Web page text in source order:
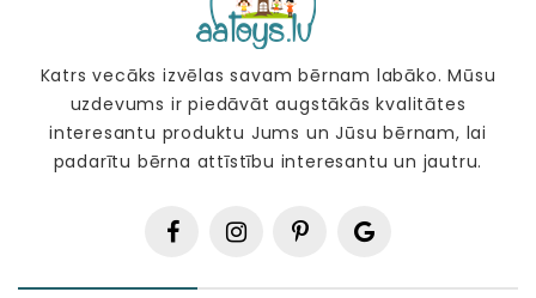
Katrs vecāks izvēlas savam bērnam labāko. Mūsu
uzdevums ir piedāvāt augstākās kvalitātes
interesantu produktu Jums un Jūsu bērnam, lai
padarītu bērna attīstību interesantu un jautru.